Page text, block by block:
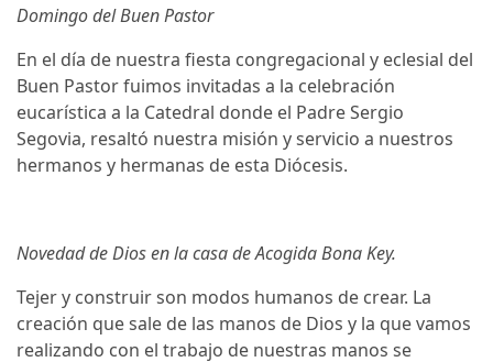
Domingo del Buen Pastor
En el día de nuestra fiesta congregacional y eclesial del
Buen Pastor fuimos invitadas a la celebración
eucarística a la Catedral donde el Padre Sergio
Segovia, resaltó nuestra misión y servicio a nuestros
hermanos y hermanas de esta Diócesis.
Novedad de Dios en la casa de Acogida Bona Key.
Tejer y construir son modos humanos de crear. La
creación que sale de las manos de Dios y la que vamos
realizando con el trabajo de nuestras manos se